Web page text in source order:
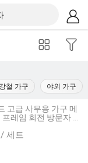
강철 가구 야외 가구
고급 사무용 가구 메
프레임 회전 방문자
/ 세트